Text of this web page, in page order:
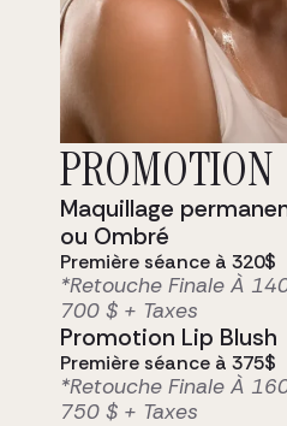
Prête à
Notre clientèle,
apparence fait
équipe
mise en beauté,
esthétiques des
personnalisés.
Prendre rendez-
PROMOTION
Maquillage
ou Ombré
Première séance à 320$
*Retouche Finale À
700 $ + Taxes
Promotion Lip Blush
Première séance à 375$
*Retouche Finale À
750 $ + Taxes